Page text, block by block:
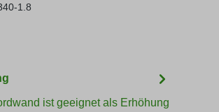
1.8
ist geeignet als Erhöhung